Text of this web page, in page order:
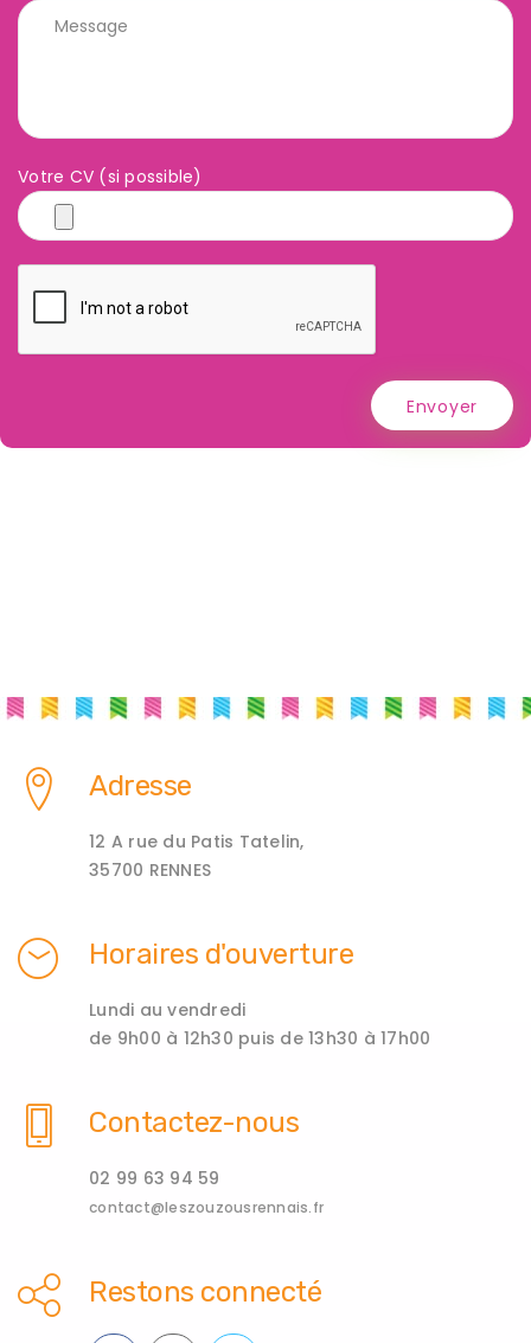
Votre CV (si possible)
Envoyer
Adresse
12 A rue du Patis Tatelin,
35700 RENNES
Horaires d'ouverture
Lundi au vendredi
de 9h00 à 12h30 puis de 13h30 à 17h00
Contactez-nous
02 99 63 94 59
contact@leszouzousrennais.fr
Restons connecté